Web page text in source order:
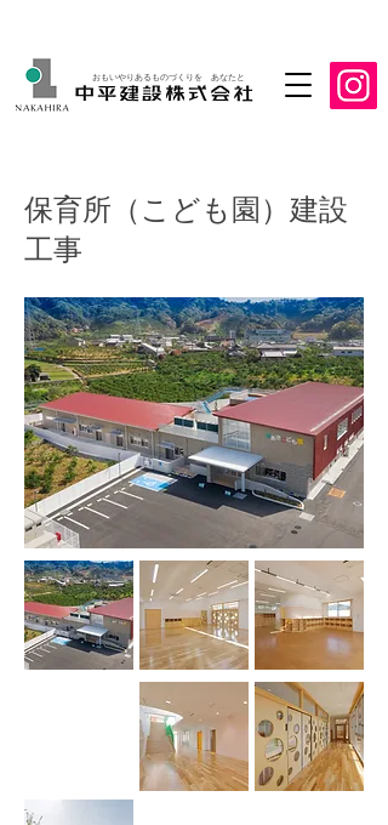
おもいやりあるものづくりを あなたと
保育所（こども園）建設
工事